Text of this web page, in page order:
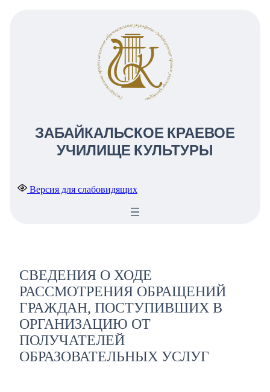
ЗАБАЙКАЛЬСКОЕ КРАЕВОЕ
УЧИЛИЩЕ КУЛЬТУРЫ
Версия для слабовидящих
СВЕДЕНИЯ О ХОДЕ
РАССМОТРЕНИЯ ОБРАЩЕНИЙ
ГРАЖДАН, ПОСТУПИВШИХ В
ОРГАНИЗАЦИЮ ОТ
ПОЛУЧАТЕЛЕЙ
ОБРАЗОВАТЕЛЬНЫХ УСЛУГ